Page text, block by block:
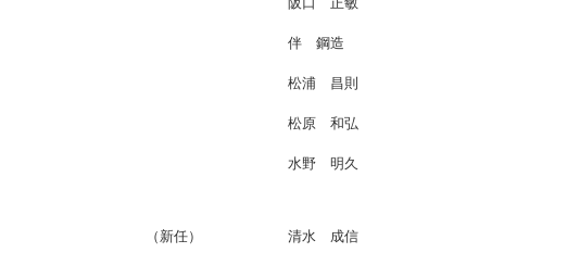
伴 鋼造
松浦 昌則
松原 和弘
水野 明久
（新任） 清水 成信